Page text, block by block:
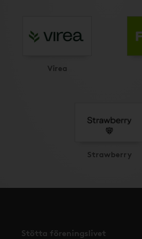
Virea
Strawberry
Stötta föreningslivet